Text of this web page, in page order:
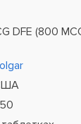
DFE (800